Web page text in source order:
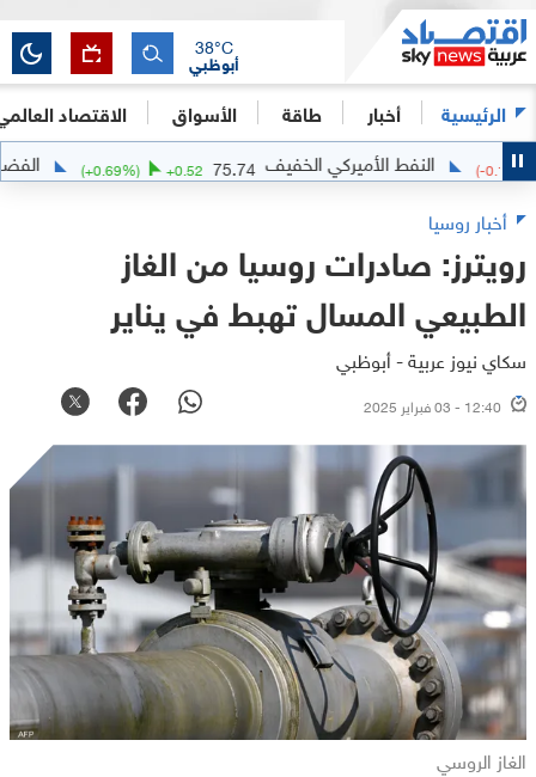
الرئيسية أخبار طاقة الأسواق الاقتصاد
أبوظبي
38°C
النفط الأميركي الخفيف 75.74
+0.52
(+ 0.69%) الفضة
أخبار روسيا
رويترز: صادرات روسيا من الغاز
الطبيعي المسال تهبط في يناير
سكاي نيوز عربية - أبوظبي
12:40 - 03 فبراير 2025
الغاز الروسي